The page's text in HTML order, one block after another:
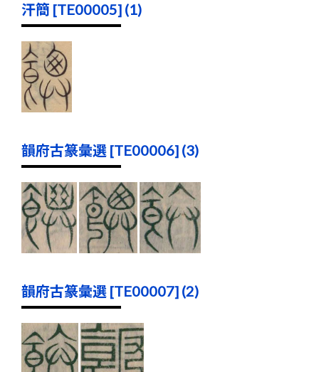
汗簡 [TE00005] (1)
韻府古篆彙選 [TE00006] (3)
韻府古篆彙選 [TE00007] (2)